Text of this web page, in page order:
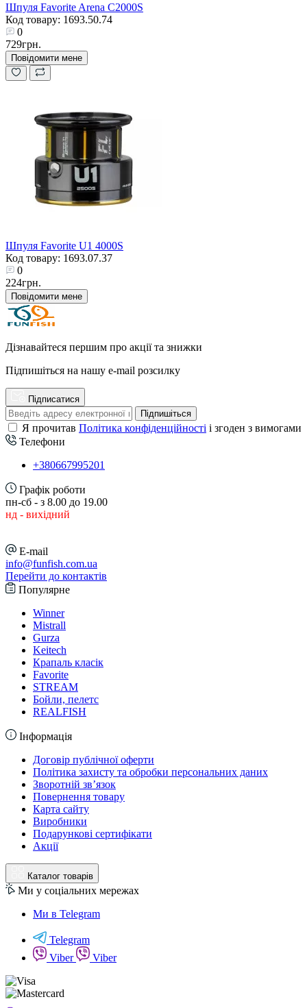
Шпуля Favorite Arena C2000S
Код товару: 1693.50.74
0
729грн.
Повідомити мене
Шпуля Favorite U1 4000S
Код товару: 1693.07.37
0
224грн.
Повідомити мене
Дізнавайтеся першим про акції та знижки
Підпишіться на нашу e-mail розсилку
Підписатися
Підпишіться
Я прочитав Політика конфіденційності і згоден з вимогами
Телефони
+380667995201
Графік роботи
пн-сб - з 8.00 до 19.00
нд - вихідний
E-mail
info@funfish.com.ua
Перейти до контактів
Популярне
Winner
Mistrall
Gurza
Keitech
Крапаль класік
Favorite
STREAM
Бойли, пелетс
REALFISH
Інформація
Договір публічної оферти
Політика захисту та обробки персональних даних
Зворотній зв’язок
Повернення товару
Карта сайту
Виробники
Подарункові сертифікати
Акції
Каталог товарів
Ми у соціальних мережах
Ми в Telegram
Telegram
Viber
Viber